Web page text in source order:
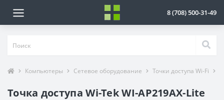
8 (708) 500-31-49
Компьютеры Сетевое оборудование Точки доступа Wi-Fi
Точка доступа Wi-Tek WI-AP219AX-Lite